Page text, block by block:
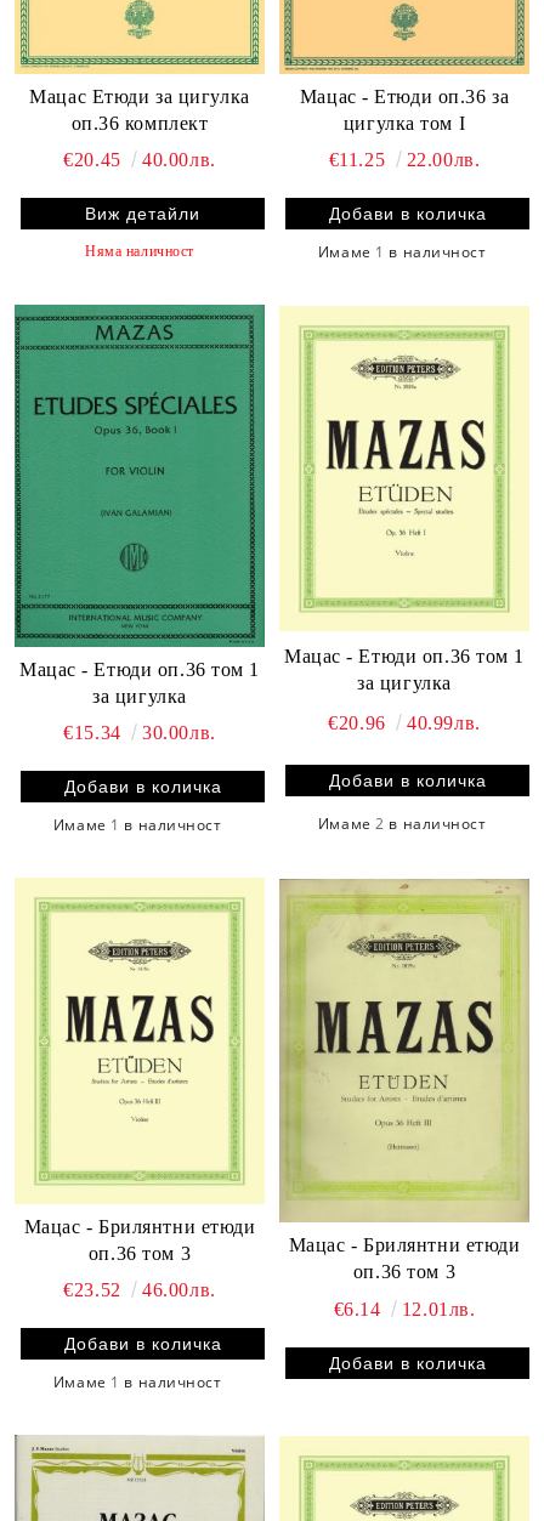
Мацас Етюди за цигулка
оп.36 комплект
€20.45
40.00лв.
Виж детайли
Няма наличност
Мацас - Етюди оп.36 за
цигулка том I
€11.25
22.00лв.
Имаме 1 в наличност
Мацас - Етюди оп.36 том 1
за цигулка
€15.34
30.00лв.
Имаме 1 в наличност
Мацас - Етюди оп.36 том 1
за цигулка
€20.96
40.99лв.
Имаме2 в наличност
Мацас - Брилянтни етюди
оп.36 том 3
€23.52
46.00лв.
Имаме 1 в наличност
Мацас - Брилянтни етюди
оп.36 том 3
€6.14
12.01лв.